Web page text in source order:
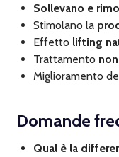
Sollevano e
Stimolano la
Effetto lifting
Trattamento
Miglioramento
Domande
Qual è la